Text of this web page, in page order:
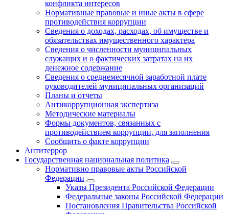
конфликта интересов
Нормативные правовые и иные акты в сфере
противодействия коррупции
Сведения о доходах, расходах, об имуществе и
обязательствах имущественного характера
Сведения о численности муниципальных
служащих и о фактических затратах на их
денежное содержание
Сведения о среднемесячной заработной плате
руководителей муниципальных организаций
Планы и отчеты
Антикоррупционная экспертиза
Методические материалы
Формы документов, связанных с
противодействием коррупции, для заполнения
Сообщить о факте коррупции
Антитеррор
Государственная национальная политика
Нормативно правовые акты Российской
Федерации
Указы Президента Российской Федерации
Федеральные законы Российской Федерации
Постановления Правительства Российской